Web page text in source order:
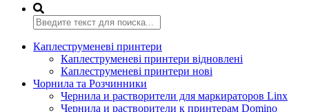
Каплеструменеві принтери
Каплеструменеві принтери відновлені
Каплеструменеві принтери нові
Чорнила та Розчинники
Чернила и растворители для маркираторов Linx
Чернила и растворители к принтерам Domino